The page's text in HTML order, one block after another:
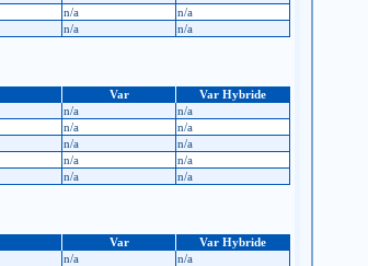
n/a
n/a
n/a n/a
Var
Var Hybride
n/a
n/a
n/a
n/a
n/a
n/a
n/a
n/a
n/a n/a
Var
Var Hybride
n/a
n/a